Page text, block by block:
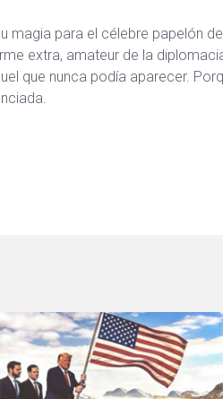
magia para el célebre papelón
extra, amateur de la
que nunca podía aparecer.